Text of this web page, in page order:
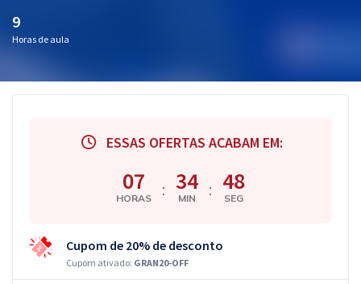
9
Horas de aula
ESSAS OFERTAS ACABAM EM:
07
HORAS : 34
MIN : 47
SEG
Cupom de 20% de desconto
Cupom ativado: GRAN20-OFF